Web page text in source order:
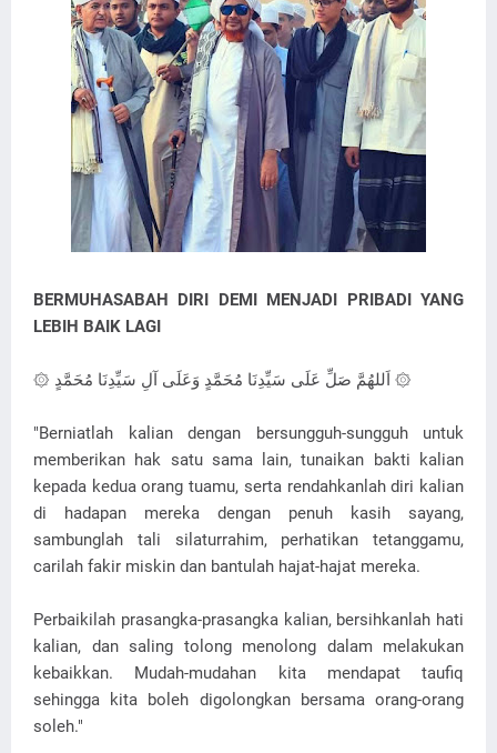
BERMUHASABAH DIRI DEMI MENJADI PRIBADI YANG
LEBIH BAIK LAGI
۞ اَللهُمَّ صَلِّ عَلَى سَيِّدِنَا مُحَمَّدٍ وَعَلَى آلِ سَيِّدِنَا مُحَمَّدٍ ۞
"Berniatlah kalian dengan bersungguh-sungguh untuk
memberikan hak satu sama lain, tunaikan bakti kalian
kepada kedua orang tuamu, serta rendahkanlah diri kalian
di hadapan mereka dengan penuh kasih sayang,
sambunglah tali silaturrahim, perhatikan tetanggamu,
carilah fakir miskin dan bantulah hajat-hajat mereka.
Perbaikilah prasangka-prasangka kalian, bersihkanlah hati
kalian, dan saling tolong menolong dalam melakukan
kebaikkan. Mudah-mudahan kita mendapat taufiq
sehingga kita boleh digolongkan bersama orang-orang
soleh."